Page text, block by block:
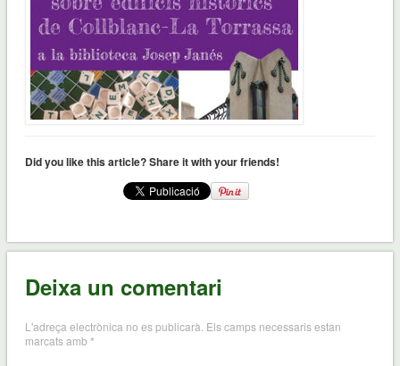
Did you like this article? Share it with your friends!
Deixa un comentari
L'adreça electrònica no es publicarà. Els camps necessaris estan
marcats amb *